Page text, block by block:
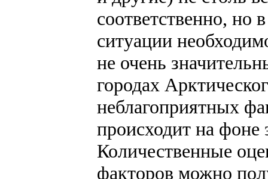
соответственно, но
ситуации
не очень
городах
неблагоприятных
происходит на фоне
Количественные
факторов можно